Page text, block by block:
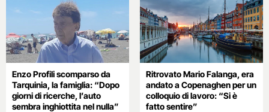
Enzo Profili scomparso da
Tarquinia, la famiglia: “Dopo
giorni di ricerche, l’auto
sembra inghiottita nel nulla”
Ritrovato Mario Falanga, era
andato a Copenaghen per un
colloquio di lavoro: “Si è
fatto sentire”